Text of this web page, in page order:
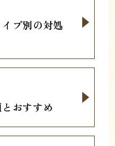
プ別の対処
おすすめ